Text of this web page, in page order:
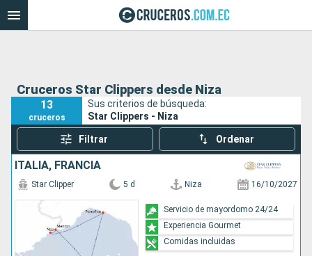
Cruceros Star Clippers desde Niza
13
cruceros
Sus criterios de búsqueda:
Star Clippers - Niza
Filtrar Ordenar
ITALIA, FRANCIA
Star Clipper 5 d Niza 16/10/2027
Servicio de mayordomo 24/24
Experiencia Gourmet
Comidas incluidas